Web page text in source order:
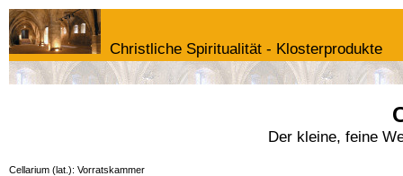
Christliche Spiritualität - Klosterprodukte
Der kleine, feine
Cellarium (lat.): Vorratskammer